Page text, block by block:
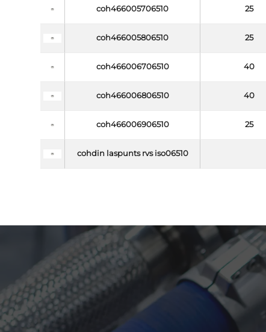
coh466005706510 25
coh466005806510 25
coh466006706510 40
coh466006806510 40
coh466006906510 25
cohdin laspunts rvs iso06510